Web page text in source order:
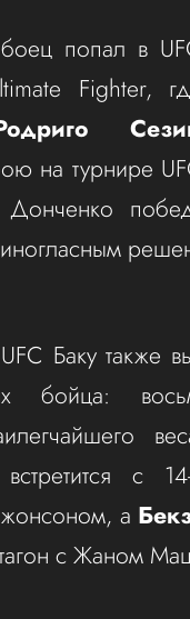
попал в
Fighter,
на турнире
Баку также
бойца:
встретится с
а
с Жаном